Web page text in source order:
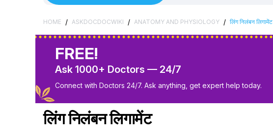
HOME / ASKDOCDOCWIKI / ANATOMY AND PHYSIOLOGY / लिंग निलंबन लिगामेंट
FREE!
Ask 1000+ Doctors — 24/7
Connect with Doctors 24/7. Ask anything, get expert help today.
लिंग निलंबन लिगामेंट